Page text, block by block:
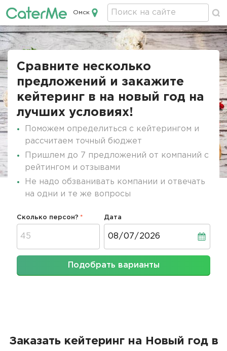
Кейтеринг в Омске
Омск
Строка
Сравните несколько
предложений и закажите
кейтеринг в на новый год на
лучших условиях!
Поможем определиться с кейтерингом и
рассчитаем точный бюджет
Пришлем до 7 предложений от компаний с
рейтингом и отзывами
Не надо обзванивать компании и отвечать
на одни и те же вопросы
Сколько персон? Дата
Подобрать варианты
Заказать кейтеринг на Новый год в